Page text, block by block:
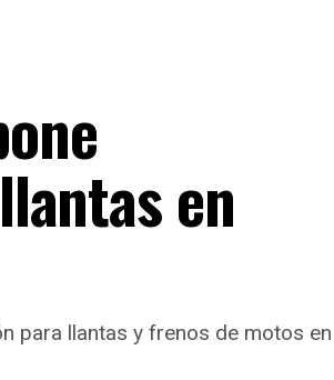
en
para llantas y frenos de motos